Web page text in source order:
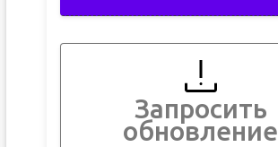
Запросить
обновление